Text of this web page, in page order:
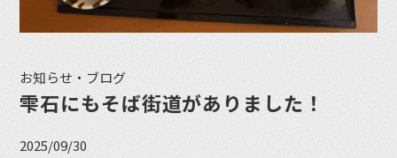
お知らせ・ブログ
雫石にもそば街道がありました！
2025/09/30